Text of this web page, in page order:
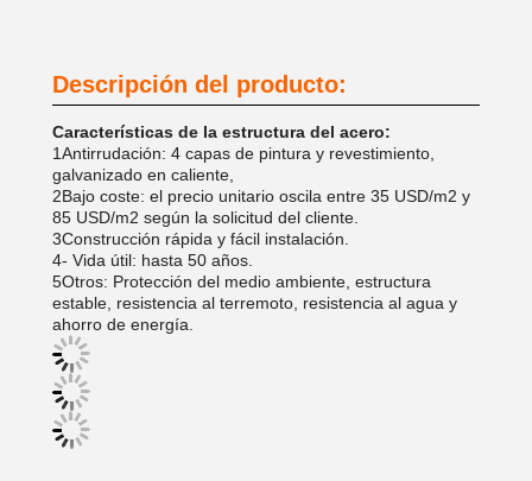
Descripción del producto:
Características de la estructura del acero:
1Antirrudación: 4 capas de pintura y revestimiento,
galvanizado en caliente,
2Bajo coste: el precio unitario oscila entre 35 USD/m2 y
85 USD/m2 según la solicitud del cliente.
3Construcción rápida y fácil instalación.
4- Vida útil: hasta 50 años.
5Otros: Protección del medio ambiente, estructura
estable, resistencia al terremoto, resistencia al agua y
ahorro de energía.